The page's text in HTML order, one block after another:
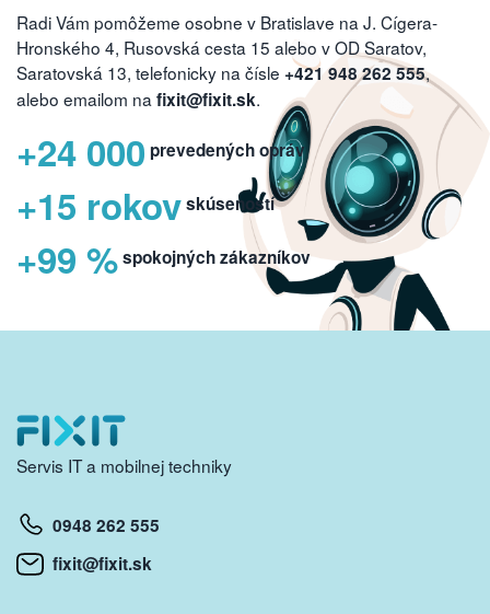
Radi Vám pomôžeme osobne v Bratislave na J. Cígera-
Hronského 4, Rusovská cesta 15 alebo v OD Saratov,
Saratovská 13, telefonicky na čísle +421 948 262 555,
alebo emailom na fixit@fixit.sk.
+24 000 prevedených opráv
+15 rokovskúseností
+99 %spokojných zákazníkov
Servis IT a mobilnej techniky
0948 262 555
fixit@fixit.sk